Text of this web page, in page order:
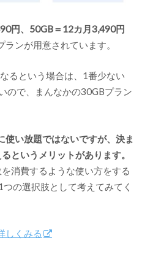
円、50GB＝12カ月3,490円
ランが用意されています。
るという場合は、1番少ない
ので、まんなかの30GBプラン
い放題ではないですが、決ま
というメリットがあります。
消費するような使い方をする
の選択肢として考えてみてく
しくみる